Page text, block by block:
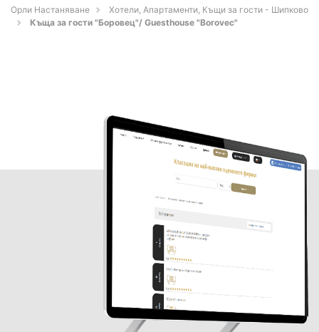
Орли Настаняване
Хотели, Апартаменти, Къщи за гости - Шипково
Къща за гости "Боровец"/ Guesthouse "Borovec"